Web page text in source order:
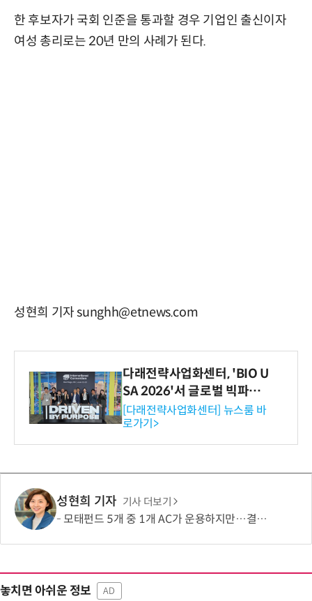
한 후보자가 국회 인준을 통과할 경우 기업인 출신이자
여성 총리로는 20년 만의 사례가 된다.
성현희 기자 sunghh@etnews.com
다래전략사업화센터, 'BIO U
SA 2026'서 글로벌 빅파마
와의 비즈니스 미팅 지원…K
-바이오 해외 진출 교두보 확
보
[다래전략사업화센터] 뉴스룸 바
로가기>
성현희 기자 기사 더보기
모태펀드 5개 중 1개 AC가 운용하지만…결성액 비중은 5.6%
놓치면 아쉬운 정보 AD